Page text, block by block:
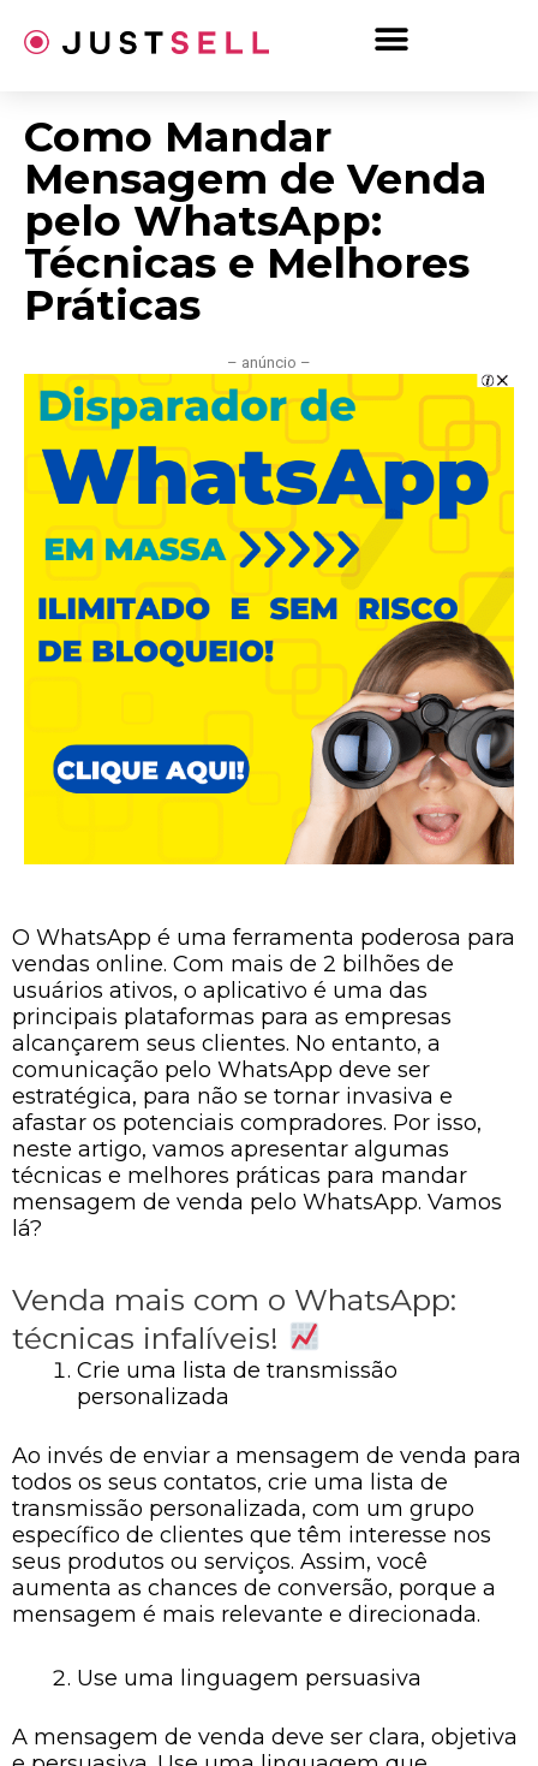
para
Como Mandar
Mensagem de Venda
pelo WhatsApp:
Técnicas e Melhores
Práticas
– anúncio –
O WhatsApp é uma ferramenta poderosa para
vendas online. Com mais de 2 bilhões de
usuários ativos, o aplicativo é uma das
principais plataformas para as empresas
alcançarem seus clientes. No entanto, a
comunicação pelo WhatsApp deve ser
estratégica, para não se tornar invasiva e
afastar os potenciais compradores. Por isso,
neste artigo, vamos apresentar algumas
técnicas e melhores práticas para mandar
mensagem de venda pelo WhatsApp. Vamos
lá?
Venda mais com o WhatsApp:
técnicas infalíveis!
Crie uma lista de transmissão
personalizada
Ao invés de enviar a mensagem de venda para
todos os seus contatos, crie uma lista de
transmissão personalizada, com um grupo
específico de clientes que têm interesse nos
seus produtos ou serviços. Assim, você
aumenta as chances de conversão, porque a
mensagem é mais relevante e direcionada.
Use uma linguagem persuasiva
A mensagem de venda deve ser clara, objetiva